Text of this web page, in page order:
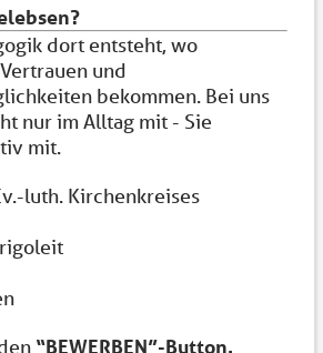
dort entsteht, wo
und
bekommen. Bei uns
nur im Alltag mit - Sie
mit.
luth. Kirchenkreises
“BEWERBEN”-Button.